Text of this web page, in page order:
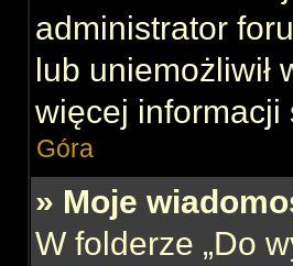
administrator
lub uniemożliwił
więcej informacji
Góra
» Moje
W folderze „Do